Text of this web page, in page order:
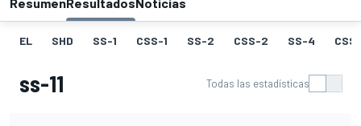
EL SHD SS-1 CSS-1 SS-2 CSS-2 SS-4
ss-11 Todas las estadísticas